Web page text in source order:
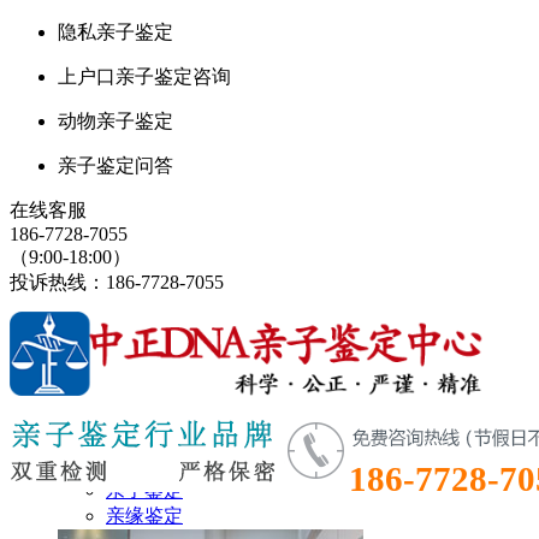
隐私亲子鉴定
上户口亲子鉴定咨询
动物亲子鉴定
亲子鉴定问答
在线客服
186-7728-7055
（9:00-18:00）
投诉热线：186-7728-7055
186-7728-
鉴定首页
鉴定项目
亲子鉴定
亲缘鉴定